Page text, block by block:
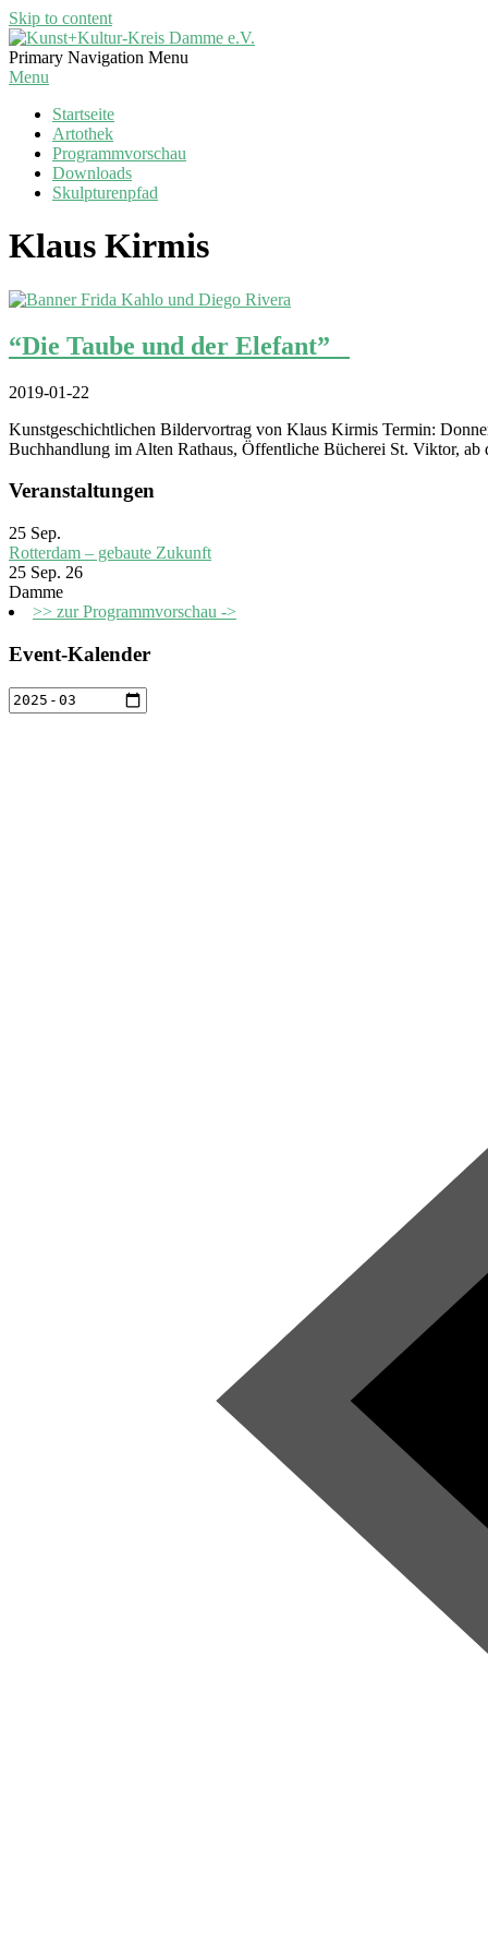
Skip to content
Kunst+Kultur-
Kreis
Primary Navigation Menu
Menu
Startseite
Artothek
Programmvorschau
Downloads
Skulpturenpfad
Klaus Kirmis
“Die Taube und der Elefant”
2019-01-22
Kunstgeschichtlichen Bildervortrag von Klaus Kirmis Termin:
Buchhandlung im Alten Rathaus, Öffentliche Bücherei St. Viktor,
Veranstaltungen
25 Sep.
Rotterdam – gebaute Zukunft
25 Sep. 26
Damme
>> zur Programmvorschau ->
Event-Kalender